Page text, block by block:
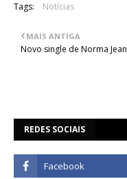
Tags: Notícias
MAIS ANTIGA
Novo single de Norma Jean
REDES SOCIAIS